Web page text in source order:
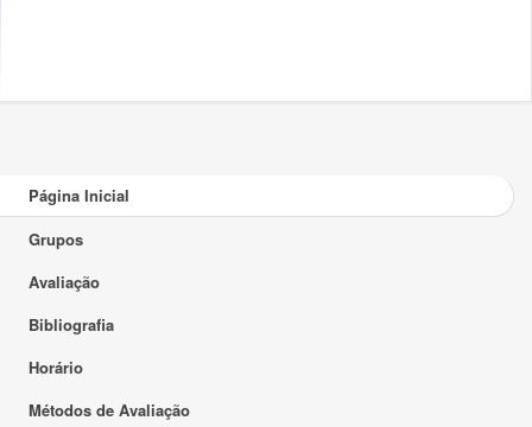
Página Inicial
Grupos
Avaliação
Bibliografia
Horário
Métodos de Avaliação